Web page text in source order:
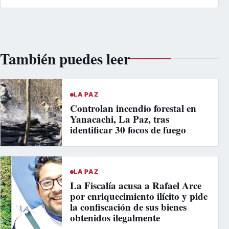
También puedes leer
LA PAZ
Controlan incendio forestal en
Yanacachi, La Paz, tras
identificar 30 focos de fuego
LA PAZ
La Fiscalía acusa a Rafael Arce
por enriquecimiento ilícito y pide
la confiscación de sus bienes
obtenidos ilegalmente